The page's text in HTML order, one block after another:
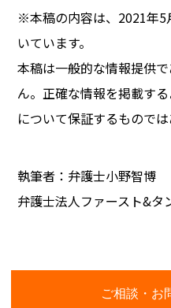
※本稿の内容は、2021年5
いています。
本稿は一般的な情報提供
ん。正確な情報を掲載す
について保証するものでは
執筆者：弁護士小野智博
弁護士法人ファースト&
ご相談・お